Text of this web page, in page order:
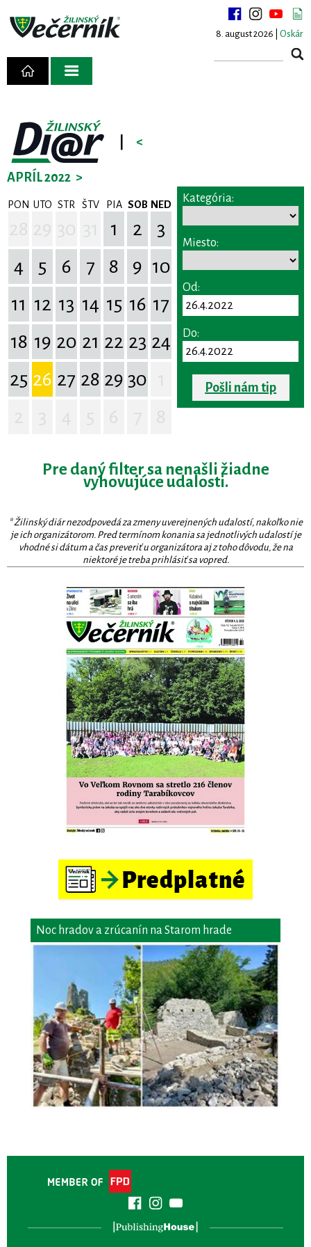
8. august 2026 | Oskár
<
APRÍL 2022 >
PON UTO STR ŠTV PIA SOB NED
1 2
3
4
5 6 7 8 9 10
11 12 13 14 15 16 17
18 19 20 21 22 23 24
25 26 27 28 29 30
Kategória:
Miesto:
Od:
Do:
Pošli nám tip
Pre daný filter sa nenašli žiadne
vyhovujúce udalosti.
* Žilinský diár nezodpovedá za zmeny uverejnených udalostí, nakoľko nie
je ich organizátorom. Pred termínom konania sa jednotlivých udalostí je
vhodné si dátum a čas preveriť u organizátora aj z toho dôvodu, že na
niektoré je treba prihlásiť sa vopred.
Noc hradov a zrúcanín na Starom hrade